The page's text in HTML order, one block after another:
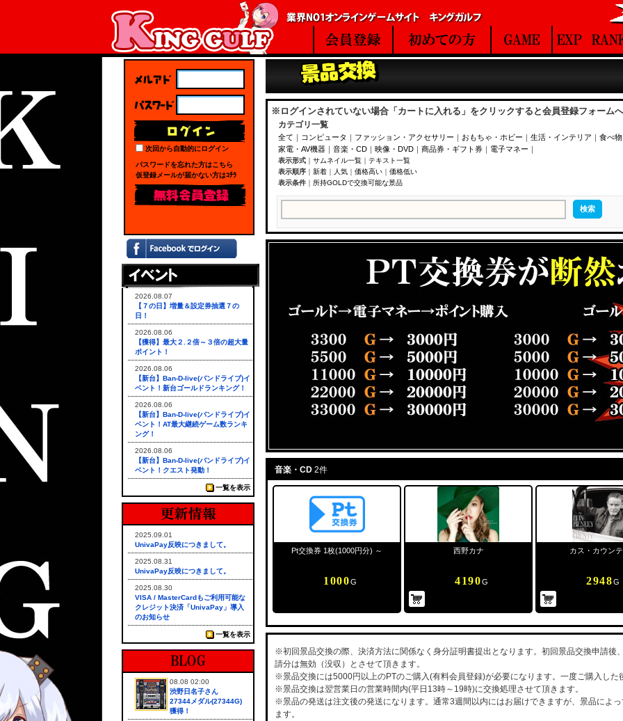
※ログインされていない場合「カートに入れる」をクリックすると会員登録フォーム
カテゴリ一覧
全て ｜ コンピュータ ｜ ファッション・アクセサリー ｜ おもちゃ・ホビー ｜ 生活・インテリア ｜ 食べ
家電・AV機器 ｜ 音楽・CD ｜ 映像・DVD ｜ 商品券・ギフト券 ｜ 電子マネー ｜
表示形式 ｜ サムネイル一覧 ｜ テキスト一覧
表示順序 ｜ 新着 ｜ 人気 ｜ 価格高い ｜ 価格低い
表示条件 ｜ 所持GOLDで交換可能な景品
音楽・CD 2件
Pt交換券 1枚(1000円分) ～
1000G
西野カナ
4190G
カス・カウン
2948G
※初回景品交換の際、決済方法に関係なく身分証明書提出となります。初回景品交換申請後
請分は無効（没収）とさせて頂きます。
※景品交換には5000円以上のPTのご購入(有料会員登録)が必要になります。一度ご購入した
※景品交換は翌営業日の営業時間内(平日13時～19時)に交換処理させて頂きます。
※景品の発送は注文後の発送になります。通常3週間以内にはお届けできますが、景品によ
ます。
次回から自動的にログイン
パスワードを忘れた方はこちら
仮登録メールが届かない方はｺﾁﾗ
2026.08.07
【７の日】増量＆設定券抽選７の
日！
2026.08.06
【獲得】最大２.２倍～３倍の超大量
ポイント！
2026.08.06
【新台】Ban-D-live(バンドライブ)イ
ベント！新台ゴールドランキング！
2026.08.06
【新台】Ban-D-live(バンドライブ)イ
ベント！AT最大継続ゲーム数ランキ
ング！
2026.08.06
【新台】Ban-D-live(バンドライブ)イ
ベント！クエスト発動！
一覧を表示
2025.09.01
UnivaPay反映につきまして。
2025.08.31
UnivaPay反映につきまして。
2025.08.30
VISA / MasterCardもご利用可能な
クレジット決済「UnivaPay」導入
のお知らせ
一覧を表示
08.08 02:00
渋野日名子さん
27344メダル(27344G)
獲得！